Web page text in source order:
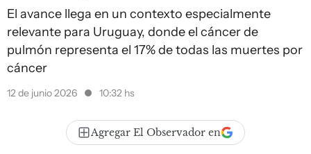
El avance llega en un contexto especialmente
relevante para Uruguay, donde el cáncer de
pulmón representa el 17% de todas las muertes por
cáncer
12 de junio 2026 10:32 hs
Agregar El Observador en